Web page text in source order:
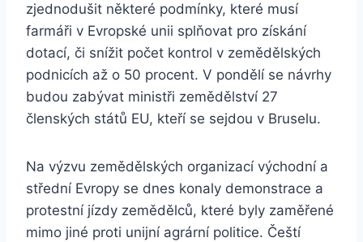
zjednodušit některé podmínky, které musí
farmáři v Evropské unii splňovat pro získání
dotací, či snížit počet kontrol v zemědělských
podnicích až o 50 procent. V pondělí se návrhy
budou zabývat ministři zemědělství 27
členských států EU, kteří se sejdou v Bruselu.
Na výzvu zemědělských organizací východní a
střední Evropy se dnes konaly demonstrace a
protestní jízdy zemědělců, které byly zaměřené
mimo jiné proti unijní agrární politice. Čeští